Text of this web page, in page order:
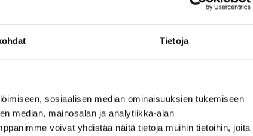
Tietoja
sosiaalisen median ominaisuuksien tukemiseen
median, mainosalan ja analytiikka-alan
voivat yhdistää näitä tietoja muihin tietoihin, joita
myös